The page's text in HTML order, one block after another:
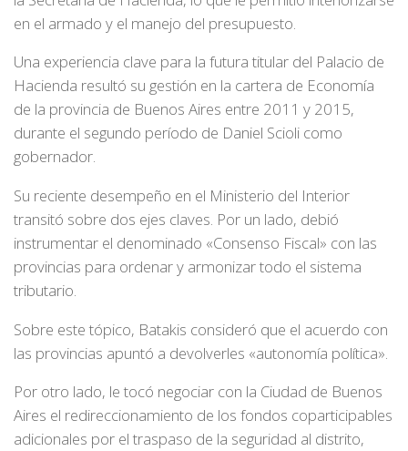
en el armado y el manejo del presupuesto.
Una experiencia clave para la futura titular del Palacio de
Hacienda resultó su gestión en la cartera de Economía
de la provincia de Buenos Aires entre 2011 y 2015,
durante el segundo período de Daniel Scioli como
gobernador.
Su reciente desempeño en el Ministerio del Interior
transitó sobre dos ejes claves. Por un lado, debió
instrumentar el denominado «Consenso Fiscal» con las
provincias para ordenar y armonizar todo el sistema
tributario.
Sobre este tópico, Batakis consideró que el acuerdo con
las provincias apuntó a devolverles «autonomía política».
Por otro lado, le tocó negociar con la Ciudad de Buenos
Aires el redireccionamiento de los fondos coparticipables
adicionales por el traspaso de la seguridad al distrito,